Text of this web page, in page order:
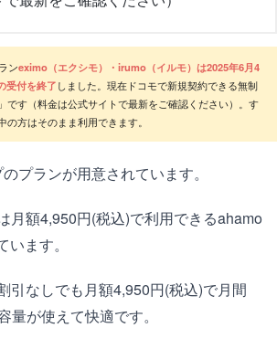
ンeximo（エクシモ）・irumo（イルモ）は2025年6月4
受付を終了しました。現在ドコモで新規契約できる無制
です（料金は公式サイトで最新をご確認ください）。す
方はそのまま利用できます。
プランが用意されています。
月額4,950円(税込)で利用できるahamo
ます。
引なしでも月額4,950円(税込)で月間
量が使えて快適です。